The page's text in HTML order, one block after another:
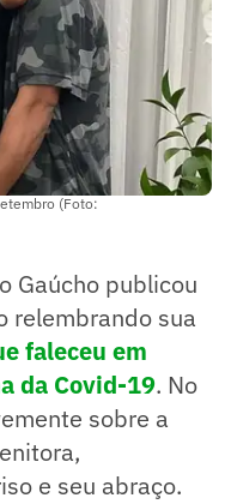
(Foto:
Gaúcho publicou
relembrando sua
faleceu em
da Covid-19. No
sobre a
e seu abraço.